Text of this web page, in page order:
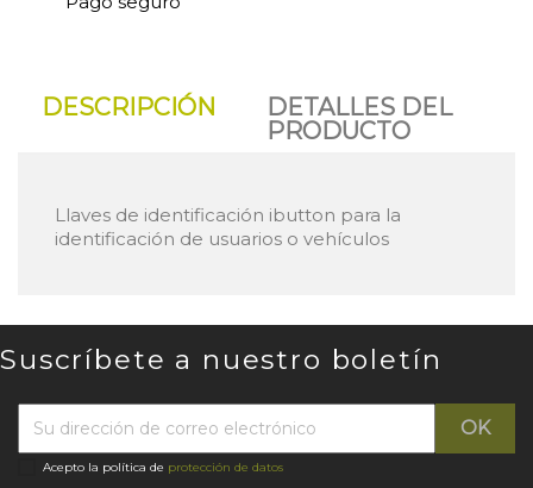
DESCRIPCIÓN
DETALLES DEL
PRODUCTO
Llaves de identificación ibutton para la
identificación de usuarios o vehículos
Suscríbete a nuestro boletín
Acepto la política de protección de datos